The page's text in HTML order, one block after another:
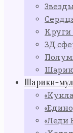
Круги
3Д
Шарики-
«Леди